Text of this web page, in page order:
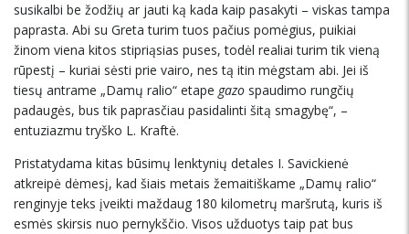
susikalbi be žodžių ar jauti ką kada kaip pasakyti – viskas tampa
paprasta. Abi su Greta turim tuos pačius pomėgius, puikiai
žinom viena kitos stipriąsias puses, todėl realiai turim tik vieną
rūpestį – kuriai sėsti prie vairo, nes tą itin mėgstam abi. Jei iš
tiesų antrame „Damų ralio“ etape gazo spaudimo rungčių
padaugės, bus tik paprasčiau pasidalinti šitą smagybę“, –
entuziazmu tryško L. Kraftė.
Pristatydama kitas būsimų lenktynių detales I. Savickienė
atkreipė dėmesį, kad šiais metais žemaitiškame „Damų ralio“
renginyje teks įveikti maždaug 180 kilometrų maršrutą, kuris iš
esmės skirsis nuo pernykščio. Visos užduotys taip pat bus